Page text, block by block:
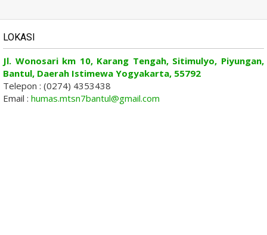
LOKASI
Jl. Wonosari km 10, Karang Tengah, Sitimulyo, Piyungan,
Bantul, Daerah Istimewa Yogyakarta, 55792
Telepon : (0274) 4353438
Email : humas.mtsn7bantul@gmail.com